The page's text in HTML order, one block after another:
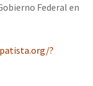
Federal en
?